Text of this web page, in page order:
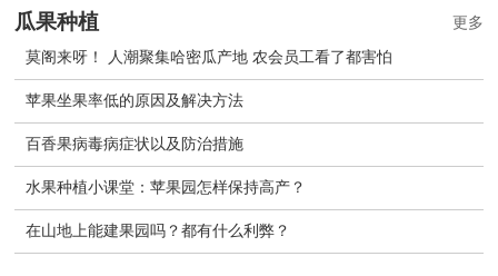
瓜果种植
莫阁来呀！ 人潮聚集哈密瓜产地 农会员工看了都害怕
苹果坐果率低的原因及解决方法
百香果病毒病症状以及防治措施
水果种植小课堂：苹果园怎样保持高产？
在山地上能建果园吗？都有什么利弊？
更多